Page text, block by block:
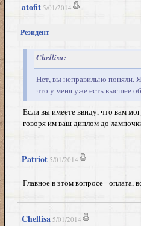
atofit 5/01/2014
Резидент
Chellisa:
Нет, вы неправильно поняли.
что у меня уже есть высшее
Если вы имеете ввиду, что вам
говоря им ваш диплом до
Patriot 5/01/2014
Главное в этом вопросе - оплата,
Chellisa 5/01/2014